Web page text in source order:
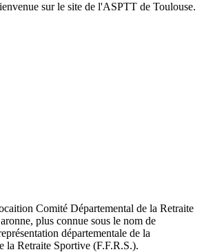
sur le site de l'ASPTT de Toulouse.
Comité Départemental de la Retraite
plus connue sous le nom de
départementale de la
la Retraite Sportive (F.F.R.S.).